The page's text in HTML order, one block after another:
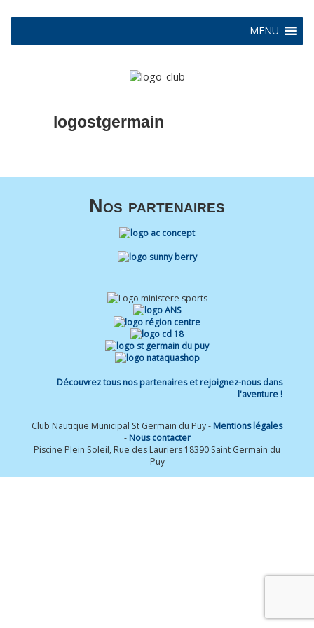
MENU
logostgermain
Nos partenaires
Découvrez tous nos partenaires et rejoignez-nous dans
l'aventure !
Club Nautique Municipal St Germain du Puy - Mentions légales
- Nous contacter
Piscine Plein Soleil, Rue des Lauriers 18390 Saint Germain du
Puy